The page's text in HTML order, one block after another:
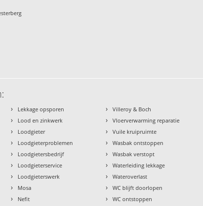
› Lekkage opsporen
› Lood en zinkwerk
› Loodgieter
› Loodgieterproblemen
› Loodgietersbedrijf
› Loodgieterservice
› Loodgieterswerk
› Mosa
› Nefit
› Villeroy & Boch
› Vloerverwarming reparatie
› Vuile kruipruimte
› Wasbak ontstoppen
› Wasbak verstopt
› Waterleiding lekkage
› Wateroverlast
› WC blijft doorlopen
› WC ontstoppen